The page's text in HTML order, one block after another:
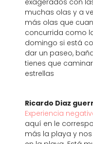
exagerados con
muchas olas y a
más olas que
concurrida como
domingo si está
dar un paseo,
tienes que
estrellas
Ricardo Diaz
Experiencia
aquí en le
más la playa y